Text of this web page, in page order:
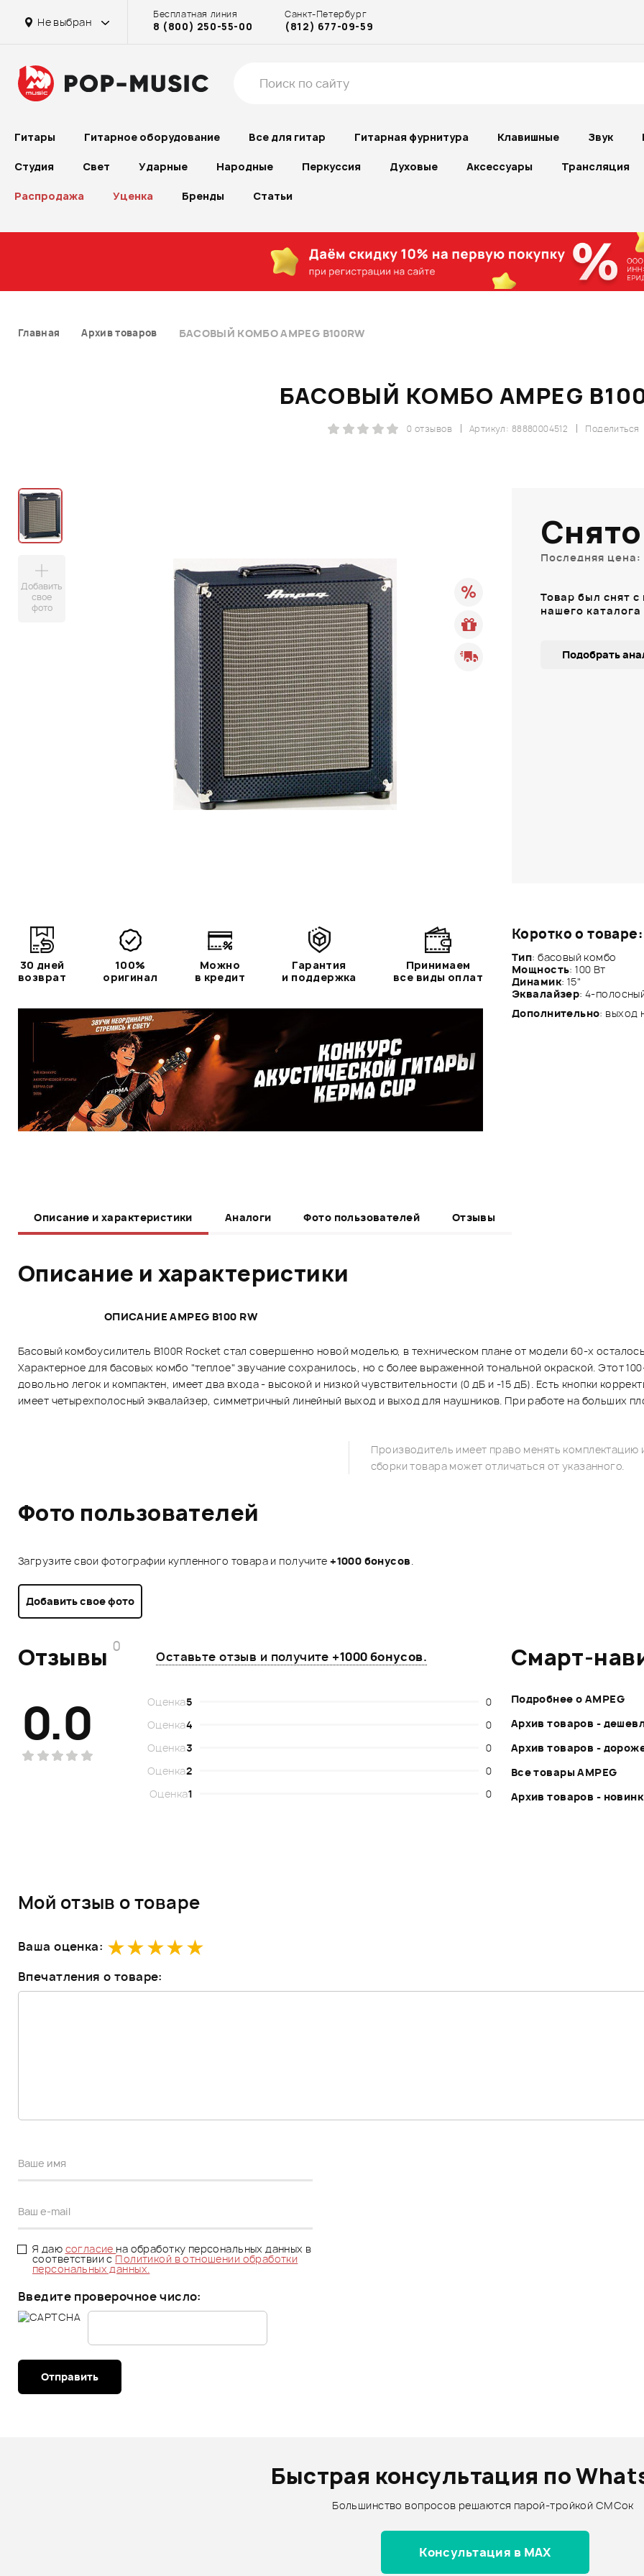
Не выбран
Бесплатная линия
8 (800) 250-55-00
Санкт-Петербург
(812) 677-09-59
Гитары Гитарное оборудование Все для гитар Гитарная фурнитура Клавишные Звук
Студия Свет Ударные Народные Перкуссия Духовые Аксессуары Трансляция
Распродажа Уценка Бренды Статьи
Главная Архив товаров БАСОВЫЙ КОМБО AMPEG B100RW
БАСОВЫЙ КОМБО AMPEG
Поделиться
Артикул: 88880004512
0 отзывов
Добавить
свое
фото
Коротко о товаре:
Тип: басовый комбо
Мощность: 100 Вт
Динамик: 15"
Эквалайзер: 4-
Дополнительно: выход
Последняя цена:
Товар был снят
нашего каталога
Подобрать
30 дней
возврат
100%
оригинал
Можно
в кредит
Гарантия
и поддержка
Принимаем
все виды оплат
Описание и характеристики Аналоги Фото пользователей Отзывы
Описание и характеристики
ОПИСАНИЕ AMPEG B100 RW
Басовый комбоусилитель B100R Rocket стал совершенно новой моделью, в техническом плане от модели 60-х
Характерное для басовых комбо "теплое" звучание сохранилось, но с более выраженной тональной окраской. Этот
довольно легок и компактен, имеет два входа - высокой и низкой чувствительности (0 дБ и -15 дБ). Есть кнопки
имеет четырехполосный эквалайзер, симметричный линейный выход и выход для наушников. При работе на больших
Производитель имеет право менять
сборки товара может отличаться от указанного.
Фото пользователей
Загрузите свои фотографии купленного товара и получите+1000 бонусов.
Добавить свое фото
Отзывы 0
Оставьте отзыв и получите +1000 бонусов.
0.0 Оценка5
0
Оценка4
0
Оценка3
0
Оценка2
0
Оценка1 0
Смарт-
Подробнее о AMPEG
Архив товаров -
Архив товаров -
Все товары AMPEG
Архив товаров -
Мой отзыв о товаре
Ваша оценка:
Впечатления о товаре:
Я даю согласие на обработку персональных данных в
соответствии сПолитикой в отношении обработки
персональных данных.
Введите проверочное число:
Отправить
Быстрая консультация по
Большинство вопросов решаются парой-тройкой СМСок
Консультация в MAX